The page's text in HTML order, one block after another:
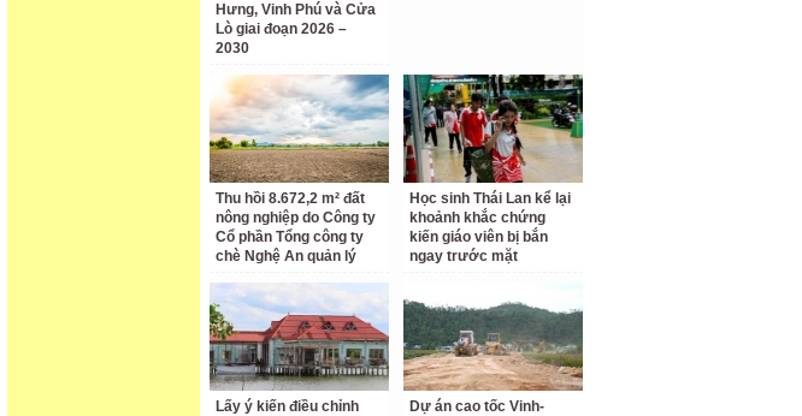
Hưng, Vinh Phú và Cửa
Lò giai đoạn 2026 –
2030
Thu hồi 8.672,2 m² đất
nông nghiệp do Công ty
Cổ phần Tổng công ty
chè Nghệ An quản lý
Học sinh Thái Lan kể lại
khoảnh khắc chứng
kiến giáo viên bị bắn
ngay trước mặt
Lấy ý kiến điều chỉnh
Dự án cao tốc Vinh-